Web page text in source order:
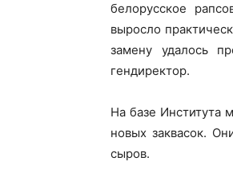
белорусское
выросло
замену удалось
гендиректор.
На базе Института
новых заквасок.
сыров.